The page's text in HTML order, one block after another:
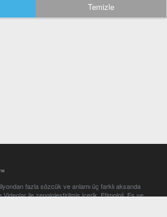
Temizle
fazla sözcük ve anlamı üç farklı aksanda
ile zenginleştirilmiş içerik. Etimoloji, Eş ve